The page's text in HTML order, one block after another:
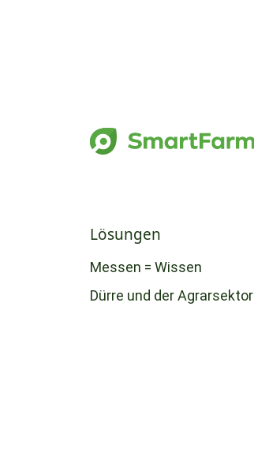
Lösungen
Messen = Wissen
Dürre und der Agrarsektor